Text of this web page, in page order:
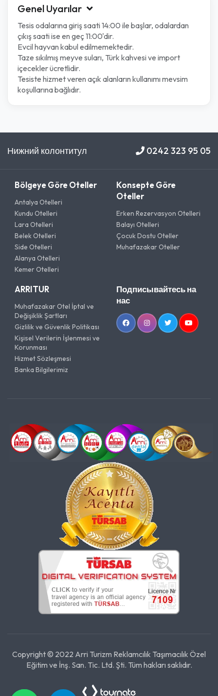
Genel Uyarılar
Tesis odalarına giriş saati 14:00 ile başlar, odalardan
çıkış saati ise en geç 11:00'dir.
Evcil hayvan kabul edilmemektedir.
Taze sıkılmış meyve suları, Türk kahvesi ve import
içecekler ücretlidir.
Tesiste hizmet veren açık alanların kullanımı mevsim
koşullarına bağlıdır.
Нижний колонтитул 0242 323 95 05
Bölgeye Göre Oteller
Antalya Otelleri
Kundu Otelleri
Lara Otelleri
Belek Otelleri
Side Otelleri
Alanya Otelleri
Kemer Otelleri
Konsepte Göre
Oteller
Erken Rezervasyon Otelleri
Balayı Otelleri
Çocuk Dostu Oteller
Muhafazakar Oteller
ARRITUR
Muhafazakar Otel İptal ve
Değişiklik Şartları
Gizlilik ve Güvenlik Politikası
Kişisel Verilerin İşlenmesi ve
Korunması
Hizmet Sözleşmesi
Banka Bilgilerimiz
Подписывайтесь на
нас
Copyright © 2022 Arri Turizm Reklamcılık Taşımacılık Özel
Eğitim ve İnş. San. Tic. Ltd. Şti. Tüm hakları saklıdır.